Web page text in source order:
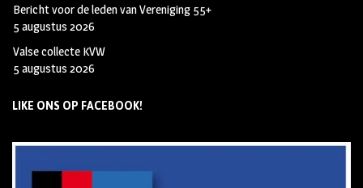
Bericht voor de leden van Vereniging 55+
5 augustus 2026
Valse collecte KVW
5 augustus 2026
LIKE ONS OP FACEBOOK!